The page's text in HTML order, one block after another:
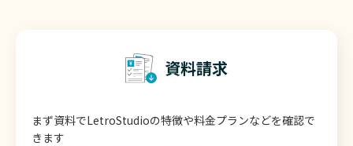
資料請求
まず資料でLetroStudioの特徴や料金プランなどを確認で
きます